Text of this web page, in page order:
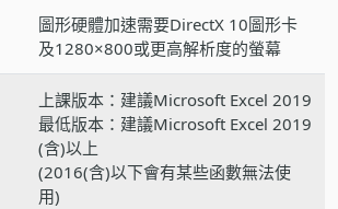
圖形硬體加速需要DirectX 10圖形卡
及1280×800或更高解析度的螢幕
上課版本：建議Microsoft Excel 2019
最低版本：建議Microsoft Excel 2019
(含)以上
(2016(含)以下會有某些函數無法使
用)